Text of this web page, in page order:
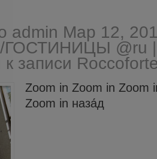
admin Мар 12,
@ru |
к записи
Zoom in Zoom in Zoom
Zoom in наза́д